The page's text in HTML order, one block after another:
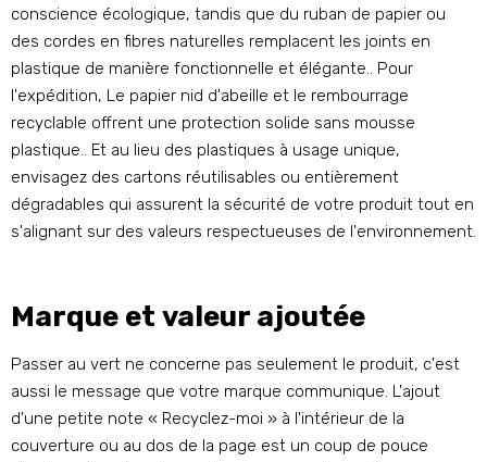
conscience écologique, tandis que du ruban de papier ou
des cordes en fibres naturelles remplacent les joints en
plastique de manière fonctionnelle et élégante.. Pour
l'expédition, Le papier nid d'abeille et le rembourrage
recyclable offrent une protection solide sans mousse
plastique.. Et au lieu des plastiques à usage unique,
envisagez des cartons réutilisables ou entièrement
dégradables qui assurent la sécurité de votre produit tout en
s'alignant sur des valeurs respectueuses de l'environnement.
Marque et valeur ajoutée
Passer au vert ne concerne pas seulement le produit, c'est
aussi le message que votre marque communique. L'ajout
d'une petite note « Recyclez-moi » à l'intérieur de la
couverture ou au dos de la page est un coup de pouce